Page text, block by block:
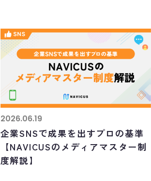
2026.06.19
企業SNSで成果を出すプロの基準
【NAVICUSのメディアマスター制
度解説】